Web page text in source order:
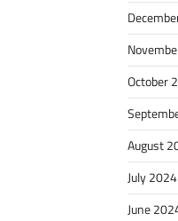
October
August
July 2024
June